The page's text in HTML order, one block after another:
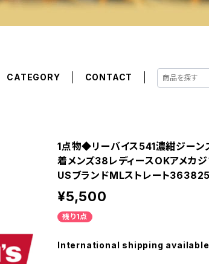
CATEGORY CONTACT
1点物◆リーバイス541濃紺ジー
着メンズ38レディースOKアメカ
USブランドMLストレート363825
¥5,500
残り1点
International shipping available